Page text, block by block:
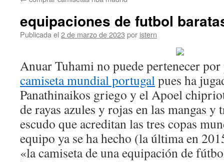
equipaciones de futbol
Publicada el 2 de marzo de 2023 por istern
Anuar Tuhami no puede pertenecer por
camiseta mundial portugalpues ha
Panathinaikos griego y el Apoel
de rayas azules y rojas en las mangas y
escudo que acreditan las tres copas
equipo ya se ha hecho (la última en
«la camiseta de una equipación de